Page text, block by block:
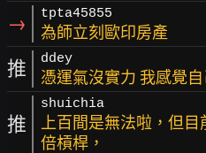
→ tpta45855
為師立刻歐印房產
推 ddey
憑運氣沒實力 我感覺
推
shuichia
上百間是無法啦，但
倍槓桿，